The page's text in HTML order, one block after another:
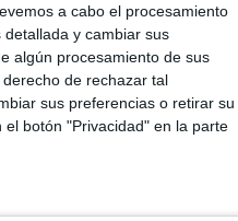
a cabo el procesamiento
y cambiar sus
algún procesamiento de sus
de rechazar tal
sus preferencias o retirar su
botón "Privacidad" en la parte